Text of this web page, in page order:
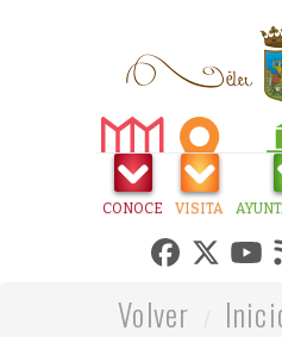
CONOCE VISITA
Volver